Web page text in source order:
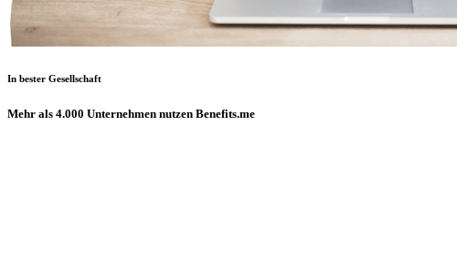
In bester Gesellschaft
Mehr als 4.000 Unternehmen nutzen Benefits.me